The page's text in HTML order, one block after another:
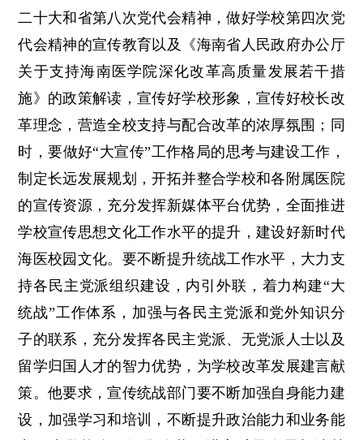
二十大和省第八次党代会精神，做好学校第四次党
代会精神的宣传教育以及《海南省人民政府办公厅
关于支持海南医学院深化改革高质量发展若干措
施》的政策解读，宣传好学校形象，宣传好校长改
革理念，营造全校支持与配合改革的浓厚氛围；同
时，要做好“大宣传”工作格局的思考与建设工作，
制定长远发展规划，开拓并整合学校和各附属医院
的宣传资源，充分发挥新媒体平台优势，全面推进
学校宣传思想文化工作水平的提升，建设好新时代
海医校园文化。要不断提升统战工作水平，大力支
持各民主党派组织建设，内引外联，着力构建“大
统战”工作体系，加强与各民主党派和党外知识分
子的联系，充分发挥各民主党派、无党派人士以及
留学归国人才的智力优势，为学校改革发展建言献
策。他要求，宣传统战部门要不断加强自身能力建
设，加强学习和培训，不断提升政治能力和业务能